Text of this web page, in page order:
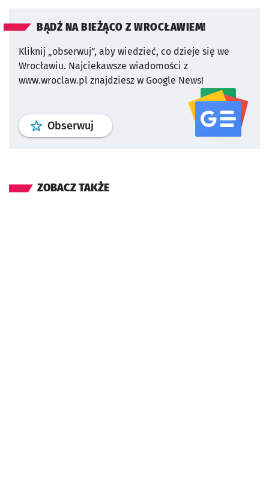
BĄDŹ NA BIEŻĄCO Z WROCŁAWIEM!
Kliknij „obserwuj”, aby wiedzieć, co dzieje się we
Wrocławiu. Najciekawsze wiadomości z
www.wroclaw.pl znajdziesz w Google News!
Obserwuj profil serwisu
ZOBACZ TAKŻE